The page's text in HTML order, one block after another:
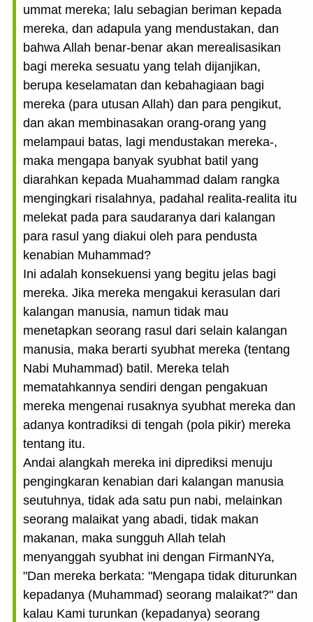
ummat mereka; lalu sebagian beriman kepada
mereka, dan adapula yang mendustakan, dan
bahwa Allah benar-benar akan merealisasikan
bagi mereka sesuatu yang telah dijanjikan,
berupa keselamatan dan kebahagiaan bagi
mereka (para utusan Allah) dan para pengikut,
dan akan membinasakan orang-orang yang
melampaui batas, lagi mendustakan mereka-,
maka mengapa banyak syubhat batil yang
diarahkan kepada Muahammad dalam rangka
mengingkari risalahnya, padahal realita-realita itu
melekat pada para saudaranya dari kalangan
para rasul yang diakui oleh para pendusta
kenabian Muhammad?
Ini adalah konsekuensi yang begitu jelas bagi
mereka. Jika mereka mengakui kerasulan dari
kalangan manusia, namun tidak mau
menetapkan seorang rasul dari selain kalangan
manusia, maka berarti syubhat mereka (tentang
Nabi Muhammad) batil. Mereka telah
mematahkannya sendiri dengan pengakuan
mereka mengenai rusaknya syubhat mereka dan
adanya kontradiksi di tengah (pola pikir) mereka
tentang itu.
Andai alangkah mereka ini diprediksi menuju
pengingkaran kenabian dari kalangan manusia
seutuhnya, tidak ada satu pun nabi, melainkan
seorang malaikat yang abadi, tidak makan
makanan, maka sungguh Allah telah
menyanggah syubhat ini dengan FirmanNYa,
"Dan mereka berkata: "Mengapa tidak diturunkan
kepadanya (Muhammad) seorang malaikat?" dan
kalau Kami turunkan (kepadanya) seorang